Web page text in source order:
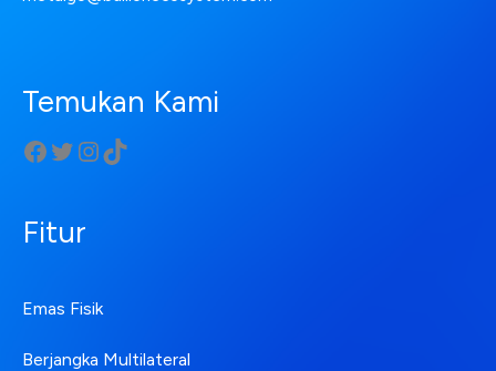
Temukan Kami
Fitur
Emas Fisik
Berjangka Multilateral